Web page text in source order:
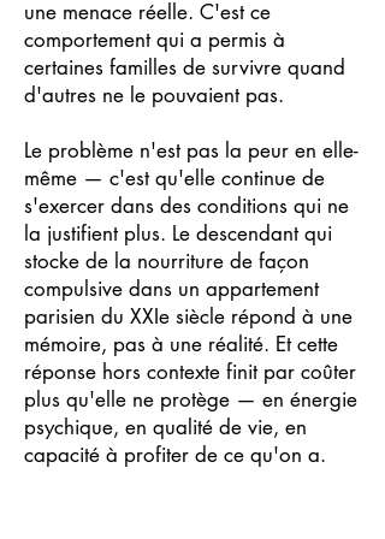
une menace réelle. C'est ce
comportement qui a permis à
certaines familles de survivre quand
d'autres ne le pouvaient pas.
Le problème n'est pas la peur en elle-
même — c'est qu'elle continue de
s'exercer dans des conditions qui ne
la justifient plus. Le descendant qui
stocke de la nourriture de façon
compulsive dans un appartement
parisien du XXIe siècle répond à une
mémoire, pas à une réalité. Et cette
réponse hors contexte finit par coûter
plus qu'elle ne protège — en énergie
psychique, en qualité de vie, en
capacité à profiter de ce qu'on a.